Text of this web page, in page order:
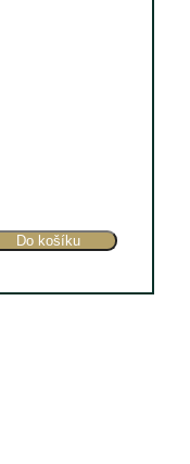
Do košíku